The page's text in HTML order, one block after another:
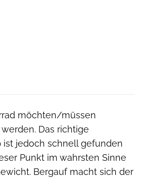
möchten/müssen
Das richtige
ist jedoch schnell gefunden
Punkt im wahrsten Sinne
Bergauf macht sich der